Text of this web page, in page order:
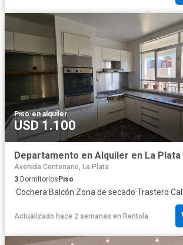
Piso·en alquiler
USD 1.100
Departamento en Alquiler en La Plata
Avenida Centenario, La Plata
3 DormitoriosPiso
·Cochera·Balcón·Zona de secado·Trastero·
Actualizado hace 2 semanas en Rentola